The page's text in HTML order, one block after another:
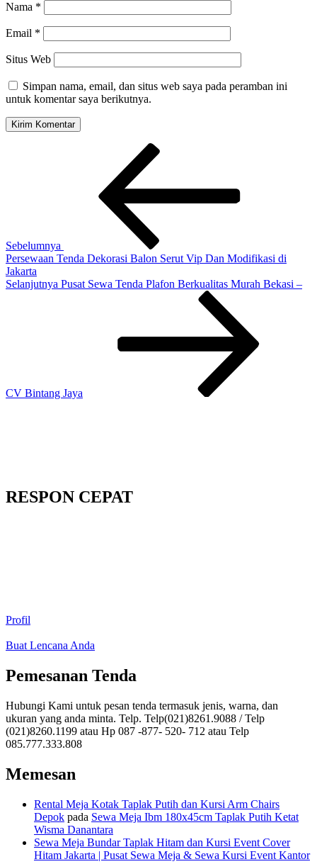
Nama *
Email *
Situs Web
Simpan nama, email, dan situs web saya pada peramban ini
untuk komentar saya berikutnya.
Sebelumnya
Persewaan Tenda Dekorasi Balon Serut Vip Dan Modifikasi di
Jakarta
Pos
Selanjutnya Pusat Sewa Tenda Plafon Berkualitas Murah Bekasi –
CV Bintang Jaya
RESPON CEPAT
Profil
Buat Lencana Anda
Pemesanan Tenda
Hubungi Kami untuk pesan tenda termasuk jenis, warna, dan
ukuran yang anda minta. Telp. Telp(021)8261.9088 / Telp
(021)8260.1199 atau Hp 087 -877- 520- 712 atau Telp
085.777.333.808
Memesan
Rental Meja Kotak Taplak Putih dan Kursi Arm Chairs
Depok pada Sewa Meja Ibm 180x45cm Taplak Putih Ketat
Wisma Danantara
Sewa Meja Bundar Taplak Hitam dan Kursi Event Cover
Hitam Jakarta | Pusat Sewa Meja & Sewa Kursi Event Kantor